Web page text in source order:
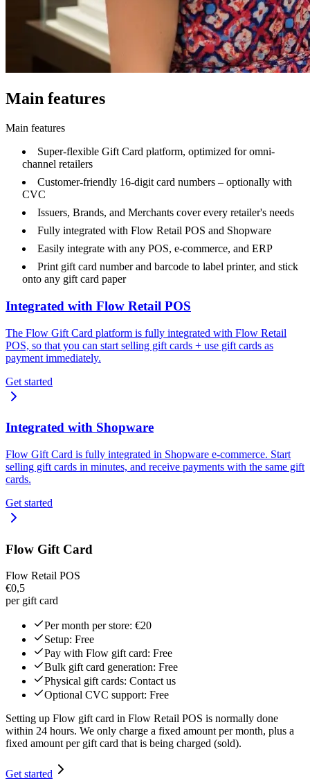
Main features
Main features
Super-flexible Gift Card platform, optimized for omni-
channel retailers
Customer-friendly 16-digit card numbers – optionally with
CVC
Issuers, Brands, and Merchants cover every retailer's needs
Fully integrated with Flow Retail POS and Shopware
Easily integrate with any POS, e-commerce, and ERP
Print gift card number and barcode to label printer, and stick
onto any gift card paper
Integrated with Flow Retail POS
The Flow Gift Card platform is fully integrated with Flow Retail
POS, so that you can start selling gift cards + use gift cards as
payment immediately.
Get started
Integrated with Shopware
Flow Gift Card is fully integrated in Shopware e-commerce. Start
selling gift cards in minutes, and receive payments with the same gift
cards.
Get started
Flow Gift Card
Flow Retail POS
€0,5
per gift card
Per month per store: €20
Setup: Free
Pay with Flow gift card: Free
Bulk gift card generation: Free
Physical gift cards: Contact us
Optional CVC support: Free
Setting up Flow gift card in Flow Retail POS is normally done
within 24 hours. We only charge a fixed amount per month, plus a
fixed amount per gift card that is being charged (sold).
Get started